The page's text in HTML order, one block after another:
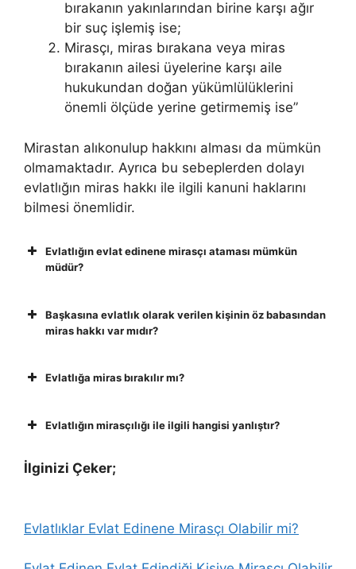
bırakanın yakınlarından birine karşı ağır
bir suç işlemiş ise;
Mirasçı, miras bırakana veya miras
bırakanın ailesi üyelerine karşı aile
hukukundan doğan yükümlülüklerini
önemli ölçüde yerine getirmemiş ise”
Mirastan alıkonulup hakkını alması da mümkün
olmamaktadır. Ayrıca bu sebeplerden dolayı
evlatlığın miras hakkı ile ilgili kanuni haklarını
bilmesi önemlidir.
Evlatlığın evlat edinene mirasçı ataması mümkün
müdür?
Başkasına evlatlık olarak verilen kişinin öz babasından
miras hakkı var mıdır?
Evlatlığa miras bırakılır mı?
Evlatlığın mirasçılığı ile ilgili hangisi yanlıştır?
İlginizi Çeker;
Evlatlıklar Evlat Edinene Mirasçı Olabilir mi?